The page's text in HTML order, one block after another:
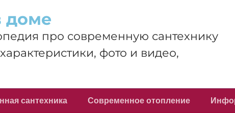
доме
про современную сантехнику
фото и видео,
сантехника Современное отопление